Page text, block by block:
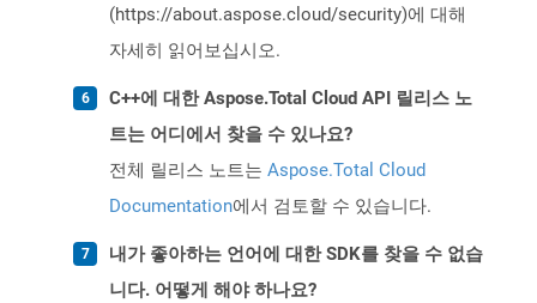
(https://about.aspose.cloud/security)에 대해
자세히 읽어보십시오.
C++에 대한 Aspose.Total Cloud API 릴리스 노
트는 어디에서 찾을 수 있나요?
전체 릴리스 노트는 Aspose.Total Cloud
Documentation에서 검토할 수 있습니다.
내가 좋아하는 언어에 대한 SDK를 찾을 수 없습
니다. 어떻게 해야 하나요?